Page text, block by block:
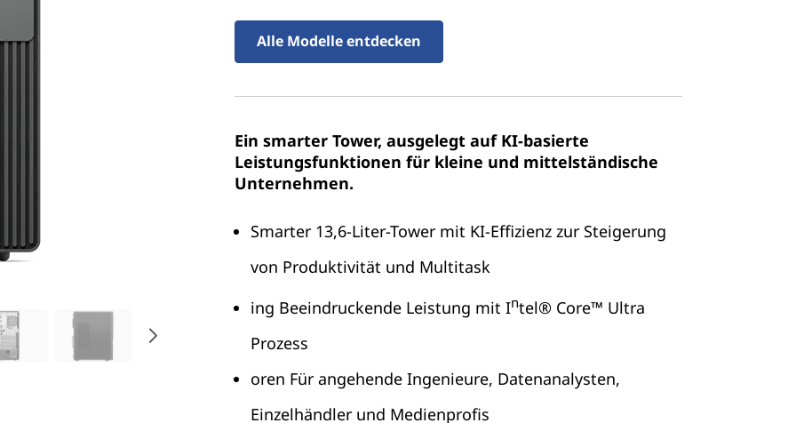
Alle Modelle entdecken
Ein smarter Tower, ausgelegt auf KI-basierte
Leistungsfunktionen für kleine und mittelständische
Unternehmen.
Smarter 13,6-Liter-Tower mit KI-Effizienz zur Steigerung
von Produktivität und Multitask
ing Beeindruckende Leistung mit Intel® Core™ Ultra
Prozess
oren Für angehende Ingenieure, Datenanalysten,
Einzelhändler und Medienprofis